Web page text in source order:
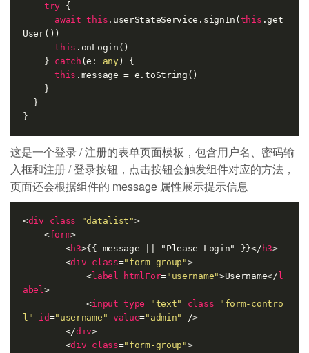
try {
await this .userStateService.signIn( this .get
User())
this .onLogin()
    }
catch (e: any) {
this .message = e.toString()
这是一个登录 / 注册的表单页面模板，包含用户名、密码输
入框和注册 / 登录按钮，点击按钮会触发组件对应的方法，
页面还会根据组件的 message 属性展示提示信息
<div class="datalist">
<form>
<h3>{{ message || "Please Login" }}</ h3>
<div class="form-group">
<label htmlFor="username">Username</ l
abel>
<input type="text" class="form-contro
l"
id="username" value="admin"
/>
</div>
<div class="form-group">